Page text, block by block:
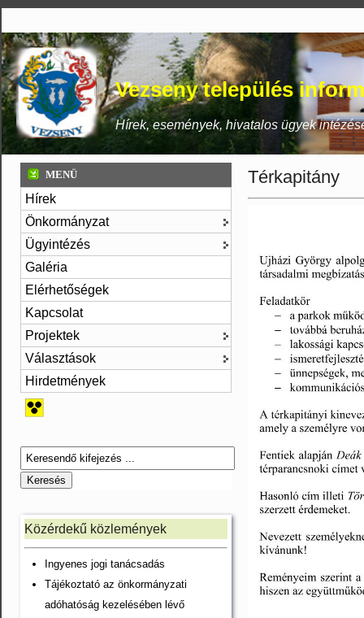
Vezseny település
Hírek, események, hivatalos ügyek
MENÜ
Hírek
Önkormányzat
Ügyintézés
Galéria
Elérhetőségek
Kapcsolat
Projektek
Választások
Hirdetmények
Közérdekű közlemények
Ingyenes jogi tanácsadás
Tájékoztató az önkormányzati
adóhatóság kezelésében lévő
Térkapitány